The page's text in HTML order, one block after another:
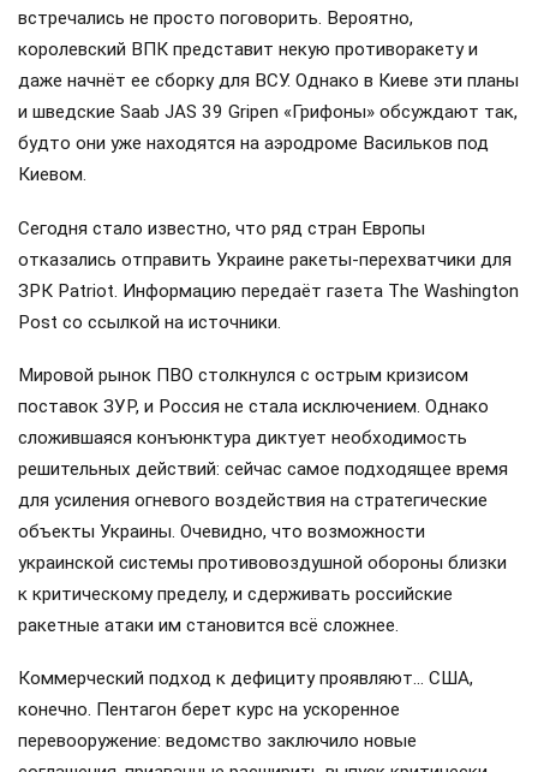
встречались не просто поговорить. Вероятно,
королевский ВПК представит некую противоракету и
даже начнёт ее сборку для ВСУ. Однако в Киеве эти планы
и шведские Saab JAS 39 Gripen «Грифоны» обсуждают так,
будто они уже находятся на аэродроме Васильков под
Киевом.
Сегодня стало известно, что ряд стран Европы
отказались отправить Украине ракеты-перехватчики для
ЗРК Patriot. Информацию передаёт газета The Washington
Post со ссылкой на источники.
Мировой рынок ПВО столкнулся с острым кризисом
поставок ЗУР, и Россия не стала исключением. Однако
сложившаяся конъюнктура диктует необходимость
решительных действий: сейчас самое подходящее время
для усиления огневого воздействия на стратегические
объекты Украины. Очевидно, что возможности
украинской системы противовоздушной обороны близки
к критическому пределу, и сдерживать российские
ракетные атаки им становится всё сложнее.
Коммерческий подход к дефициту проявляют… США,
конечно. Пентагон берет курс на ускоренное
перевооружение: ведомство заключило новые